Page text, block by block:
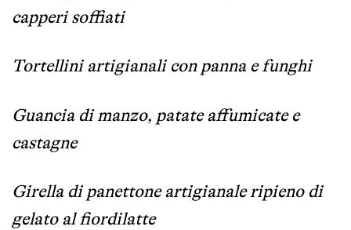
capperi soffiati
Tortellini artigianali con panna e funghi
Guancia di manzo, patate affumicate e
castagne
Girella di panettone artigianale ripieno di
gelato al fiordilatte